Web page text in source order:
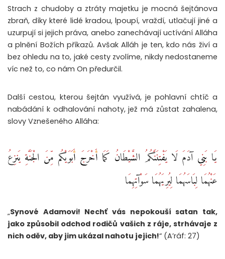
Strach z chudoby a ztráty majetku je mocná šejtánova
zbraň, díky které lidé kradou, lpoupí, vraždí, utlačují jiné a
uzurpují si jejich práva, anebo zanechávají uctívání Alláha
a plnění Božích příkazů. Avšak Alláh je ten, kdo nás živí a
bez ohledu na to, jaké cesty zvolíme, nikdy nedostaneme
víc než to, co nám On předurčil.
Další cestou, kterou šejtán využívá, je pohlavní chtíč a
nabádání k odhalování nahoty, jež má zůstat zahalena,
slovy Vznešeného Alláha:
يَا بَنِي آدَمَ لَا يَفْتِنَنَّكُمُ الشَّيْطَانُ كَمَا أَخْرَجَ أَبَوَيْكُم مِّنَ الْجَنَّةِ يَنزِعُ
عَنْهُمَا لِبَاسَهُمَا لِيُرِيَهُمَا سَوْآتِهِمَا
„Synové Adamovi! Nechť vás nepokouší satan tak,
jako způsobil odchod rodičů vašich z ráje, strhávaje z
nich oděv, aby jim ukázal nahotu jejich!“ (A’ráf: 27)